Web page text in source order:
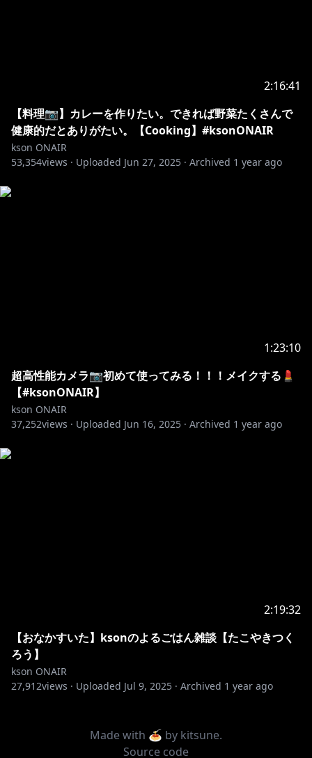
2:16:41
【料理📷】カレーを作りたい。できれば野菜たくさんで
健康的だとありがたい。【Cooking】#ksonONAIR
kson ONAIR
53,354views · Uploaded Jun 27, 2025 · Archived 1 year ago
1:23:10
超高性能カメラ📷初めて使ってみる！！！メイクする💄
【#ksonONAIR】
kson ONAIR
37,252views · Uploaded Jun 16, 2025 · Archived 1 year ago
2:19:32
【おなかすいた】ksonのよるごはん雑談【たこやきつく
ろう】
kson ONAIR
27,912views · Uploaded Jul 9, 2025 · Archived 1 year ago
Made with 🍝 by kitsune.
Source code